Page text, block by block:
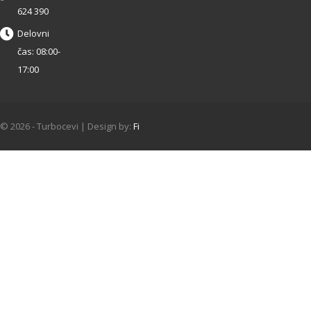
624 390
Delovni
čas: 08:00-
17:00
© 2026 - Turbocevi | Design by: Fi